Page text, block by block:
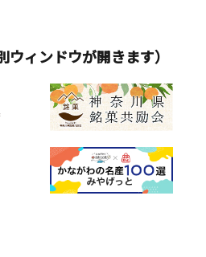
ィンドウが開きます）